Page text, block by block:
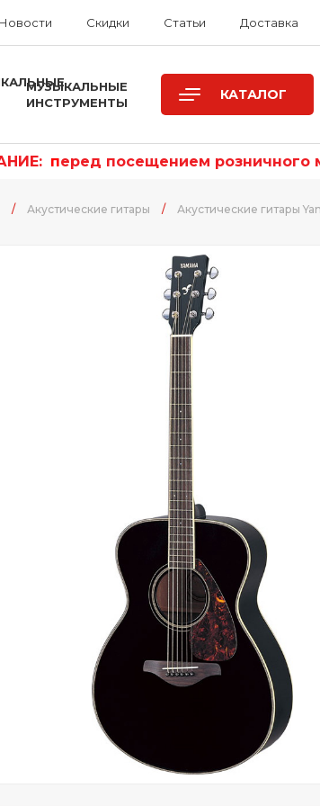
Новости Скидки Статьи Доставка
МУЗЫКАЛЬНЫЕ
ИНСТРУМЕНТЫ
КАТАЛОГ
перед посещением розничного
/ Акустические гитары / Акустические гитары